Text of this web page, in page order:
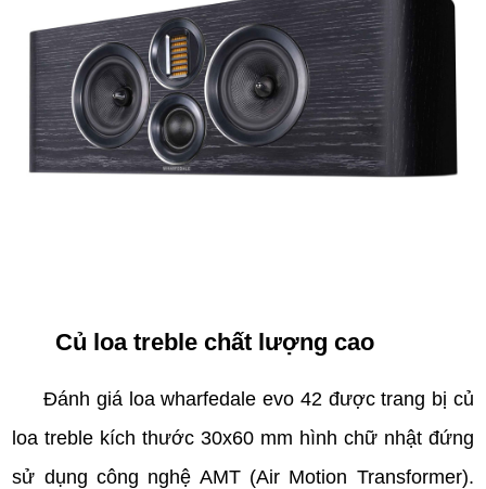
Củ loa treble chất lượng cao
Đánh giá loa wharfedale evo 42 được trang bị củ
loa treble kích thước 30x60 mm hình chữ nhật đứng
sử dụng công nghệ AMT (Air Motion Transformer).